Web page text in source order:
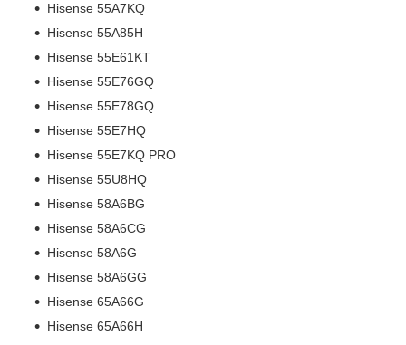
Hisense 55A7KQ
Hisense 55A85H
Hisense 55E61KT
Hisense 55E76GQ
Hisense 55E78GQ
Hisense 55E7HQ
Hisense 55E7KQ PRO
Hisense 55U8HQ
Hisense 58A6BG
Hisense 58A6CG
Hisense 58A6G
Hisense 58A6GG
Hisense 65A66G
Hisense 65A66H